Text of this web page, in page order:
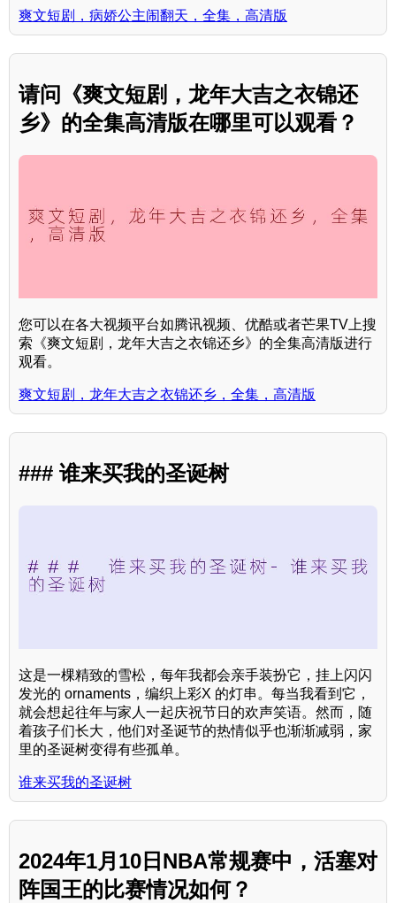
爽文短剧，病娇公主闹翻天，全集，高清版
请问《爽文短剧，龙年大吉之衣锦还
乡》的全集高清版在哪里可以观看？
您可以在各大视频平台如腾讯视频、优酷或者芒果TV上搜
索《爽文短剧，龙年大吉之衣锦还乡》的全集高清版进行
观看。
爽文短剧，龙年大吉之衣锦还乡，全集，高清版
### 谁来买我的圣诞树
这是一棵精致的雪松，每年我都会亲手装扮它，挂上闪闪
发光的 ornaments，编织上彩X 的灯串。每当我看到它，
就会想起往年与家人一起庆祝节日的欢声笑语。然而，随
着孩子们长大，他们对圣诞节的热情似乎也渐渐减弱，家
里的圣诞树变得有些孤单。
谁来买我的圣诞树
2024年1月10日NBA常规赛中，活塞对
阵国王的比赛情况如何？